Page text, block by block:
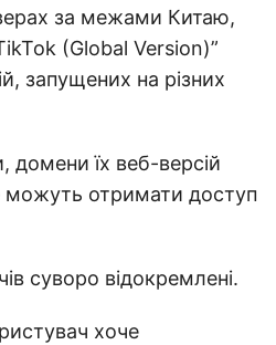
за межами Китаю,
(Global Version)”
запущених на різних
домени їх веб-версій
можуть отримати доступ
суворо відокремлені.
хоче